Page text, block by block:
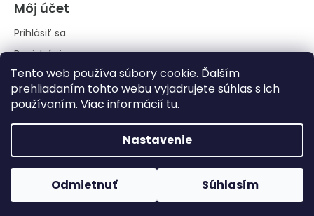
Tento web používa súbory cookie. Ďalším
prehliadaním tohto webu vyjadrujete súhlas s ich
používaním. Viac informácií tu.
Nastavenie
Odmietnuť Súhlasím
Môj účet
Prihlásiť sa
Registrácia
História objednávok
Vytvoril Shoptet Anque Media
Copyright 2026Elfuego grills. Všetky práva vyhradené.